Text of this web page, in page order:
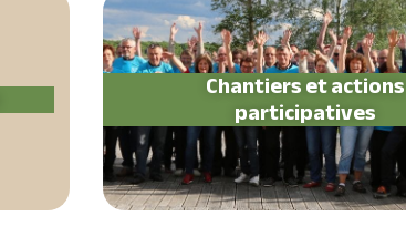
Chantiers et actions
participatives